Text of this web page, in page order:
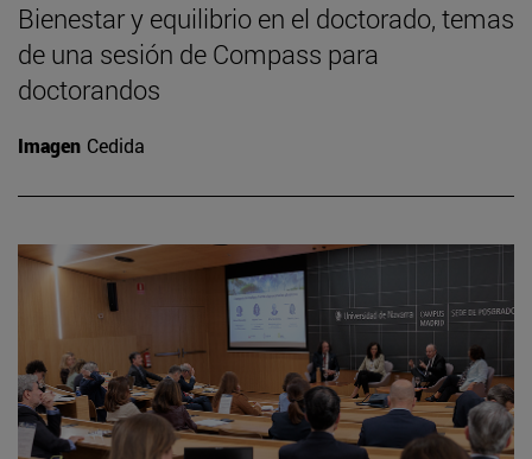
Bienestar y equilibrio en el doctorado, temas
de una sesión de Compass para
doctorandos
Imagen Cedida